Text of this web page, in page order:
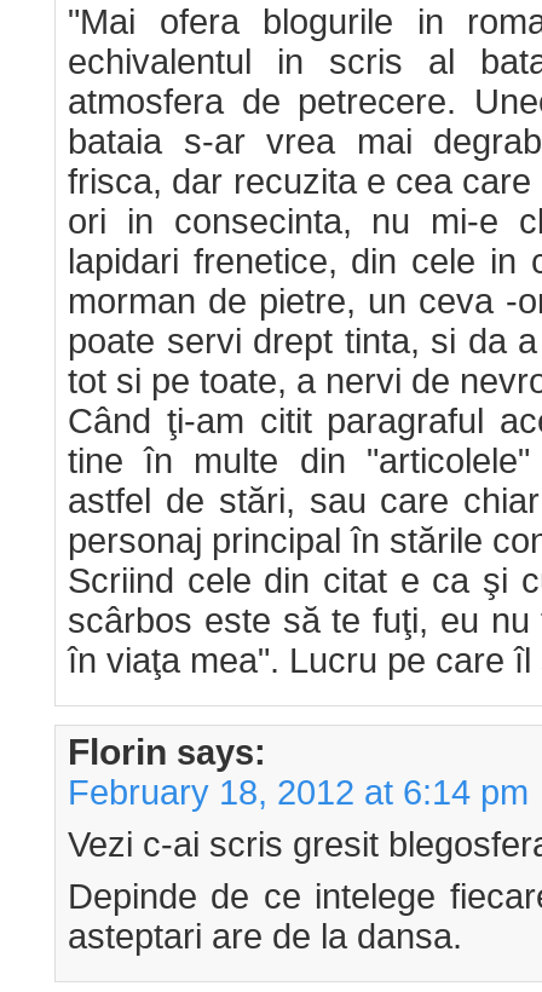
"Mai ofera blogurile in
echivalentul in scris al
atmosfera de petrecere.
bataia s-ar vrea mai
frisca, dar recuzita e cea
ori in consecinta, nu mi-e
lapidari frenetice, din cele in
morman de pietre, un ceva -
poate servi drept tinta, si da
tot si pe toate, a nervi de
Când ţi-am citit paragraful
tine în multe din
astfel de stări, sau care
personaj principal în stările
Scriind cele din citat e ca şi
scârbos este să te fuţi, eu
în viaţa mea". Lucru pe care
Florin says:
February 18, 2012 at 6:14 pm
Vezi c-ai scris gresit
Depinde de ce intelege
asteptari are de la dansa.